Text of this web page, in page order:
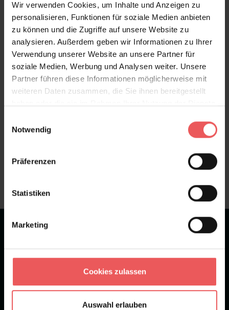
Wir verwenden Cookies, um Inhalte und Anzeigen zu
personalisieren, Funktionen für soziale Medien anbieten
zu können und die Zugriffe auf unsere Website zu
analysieren. Außerdem geben wir Informationen zu Ihrer
Verwendung unserer Website an unsere Partner für
soziale Medien, Werbung und Analysen weiter. Unsere
Partner führen diese Informationen möglicherweise mit
weiteren Daten zusammen, die Sie ihnen bereitgestellt
Notwendig
Präferenzen
Statistiken
Marketing
Cookies zulassen
Auswahl erlauben
Versand & Zahlung
Bewertungen
Frage stellen
★
Newsletter